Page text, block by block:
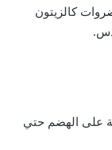
كالزيتون
على الهضم حتي